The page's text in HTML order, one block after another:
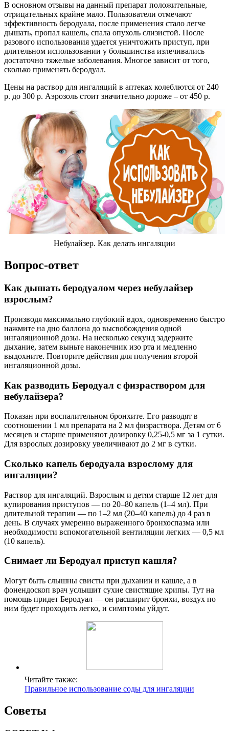
В основном отзывы на данный препарат положительные,
отрицательных крайне мало. Пользователи отмечают
эффективность беродуала, после применения стало легче
дышать, пропал кашель, спала опухоль слизистой. После
разового использования удается уничтожить приступ, при
длительном использовании у большинства излечивались
достаточно тяжелые заболевания. Многое зависит от того,
сколько применять беродуал.
Цены на раствор для ингаляций в аптеках колеблются от 240
р. до 300 р. Аэрозоль стоит значительно дороже – от 450 р.
Небулайзер. Как делать ингаляции
Вопрос-ответ
Как дышать беродуалом через небулайзер
взрослым?
Производя максимально глубокий вдох, одновременно быстро
нажмите на дно баллона до высвобождения одной
ингаляционной дозы. На несколько секунд задержите
дыхание, затем выньте наконечник изо рта и медленно
выдохните. Повторите действия для получения второй
ингаляционной дозы.
Как разводить Беродуал с физраствором для
небулайзера?
Показан при воспалительном бронхите. Его разводят в
соотношении 1 мл препарата на 2 мл физраствора. Детям от 6
месяцев и старше применяют дозировку 0,25-0,5 мг за 1 сутки.
Для взрослых дозировку увеличивают до 2 мг в сутки.
Сколько капель беродуала взрослому для
ингаляции?
Раствор для ингаляций. Взрослым и детям старше 12 лет для
купирования приступов — по 20–80 капель (1–4 мл). При
длительной терапии — по 1–2 мл (20–40 капель) до 4 раз в
день. В случаях умеренно выраженного бронхоспазма или
необходимости вспомогательной вентиляции легких — 0,5 мл
(10 капель).
Снимает ли Беродуал приступ кашля?
Могут быть слышны свисты при дыхании и кашле, а в
фонендоскоп врач услышит сухие свистящие хрипы. Тут на
помощь придет Беродуал — он расширит бронхи, воздух по
ним будет проходить легко, и симптомы уйдут.
Читайте также:
Правильное использование соды для ингаляции
Советы